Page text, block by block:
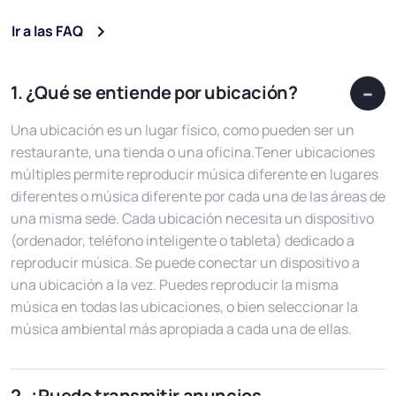
Ir a las FAQ
1. ¿Qué se entiende por ubicación?
Una ubicación es un lugar físico, como pueden ser un
restaurante, una tienda o una oficina.Tener ubicaciones
múltiples permite reproducir música diferente en lugares
diferentes o música diferente por cada una de las áreas de
una misma sede. Cada ubicación necesita un dispositivo
(ordenador, teléfono inteligente o tableta) dedicado a
reproducir música. Se puede conectar un dispositivo a
una ubicación a la vez. Puedes reproducir la misma
música en todas las ubicaciones, o bien seleccionar la
música ambiental más apropiada a cada una de ellas.